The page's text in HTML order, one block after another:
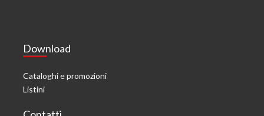
Download
Cataloghi e promozioni
Listini